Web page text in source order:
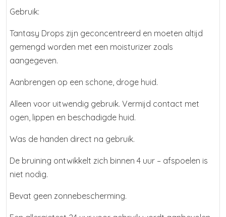
Gebruik:
Tantasy Drops zijn geconcentreerd en moeten altijd
gemengd worden met een moisturizer zoals
aangegeven.
Aanbrengen op een schone, droge huid.
Alleen voor uitwendig gebruik. Vermijd contact met
ogen, lippen en beschadigde huid.
Was de handen direct na gebruik.
De bruining ontwikkelt zich binnen 4 uur – afspoelen is
niet nodig.
Bevat geen zonnebescherming.